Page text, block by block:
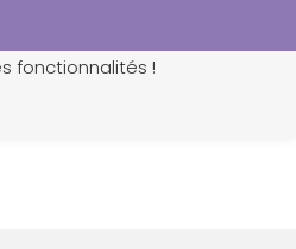
fonctionnalités !